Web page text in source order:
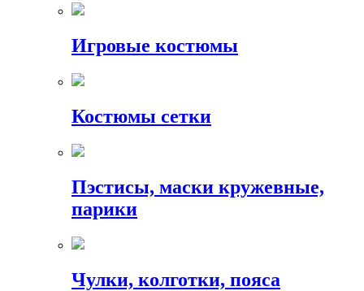
Игровые костюмы
Костюмы сетки
Пэстисы, маски кружевные,
парики
Чулки, колготки, пояса